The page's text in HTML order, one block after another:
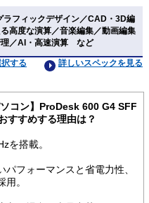
ラフィックデザイン／CAD・3D編
高度な演算／音楽編集／動画編集
理／AI・高速演算 など
詳しいスペックを見る
する
コン】ProDesk 600 G4 SFF
すすめする理由は？
を搭載。
フォーマンスと省電力性、
。